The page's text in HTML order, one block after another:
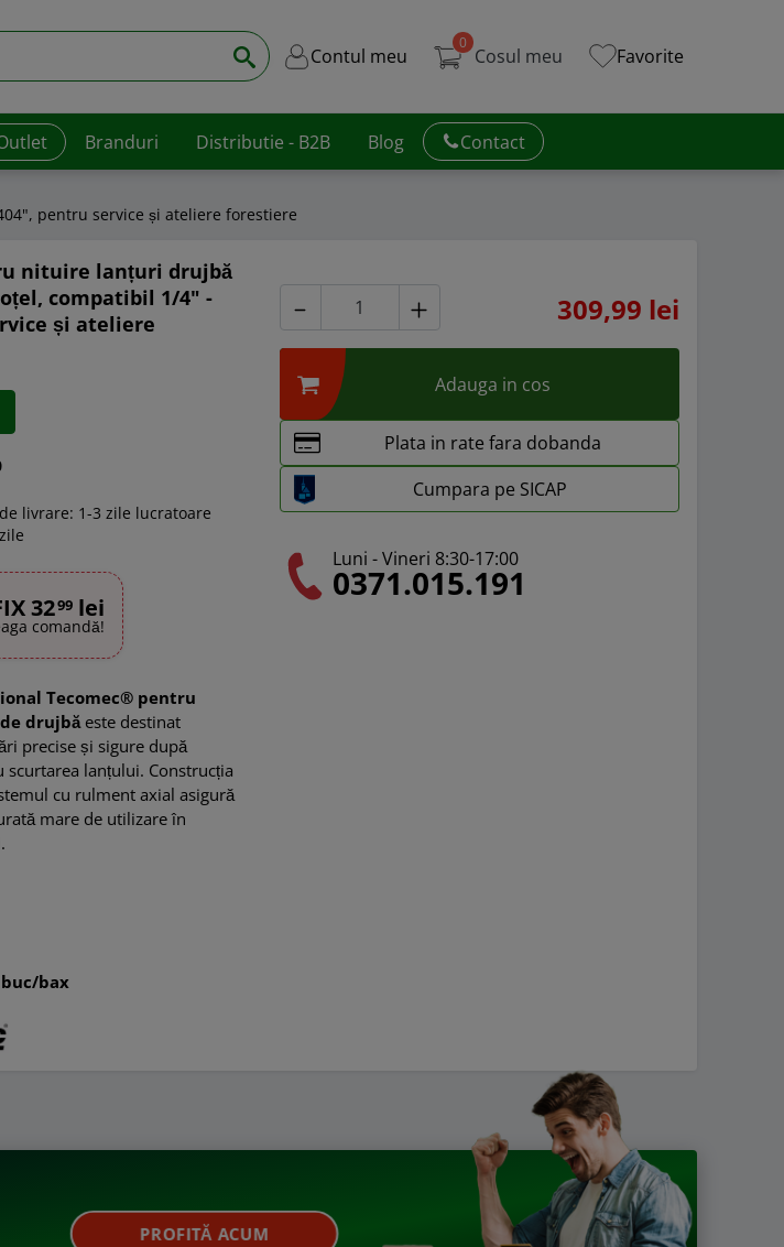
Contul meu
0
Cosul meu Favorite
Branduri Distributie - B2B Blog Contact
pentru service și ateliere forestiere
nituire lanțuri drujbă
oțel, compatibil 1/4" -
și ateliere
livrare: 1-3 zile lucratoare
3299lei
comandă!
Tecomec® pentru
drujbăeste destinat
precise și sigure după
scurtarea lanțului. Construcția
cu rulment axial asigură
mare de utilizare în
bax
309,99 lei
Adauga in cos
Plata in rate fara dobanda
Cumpara pe SICAP
Luni - Vineri 8:30-17:00
0371.015.191
PROFITĂ ACUM